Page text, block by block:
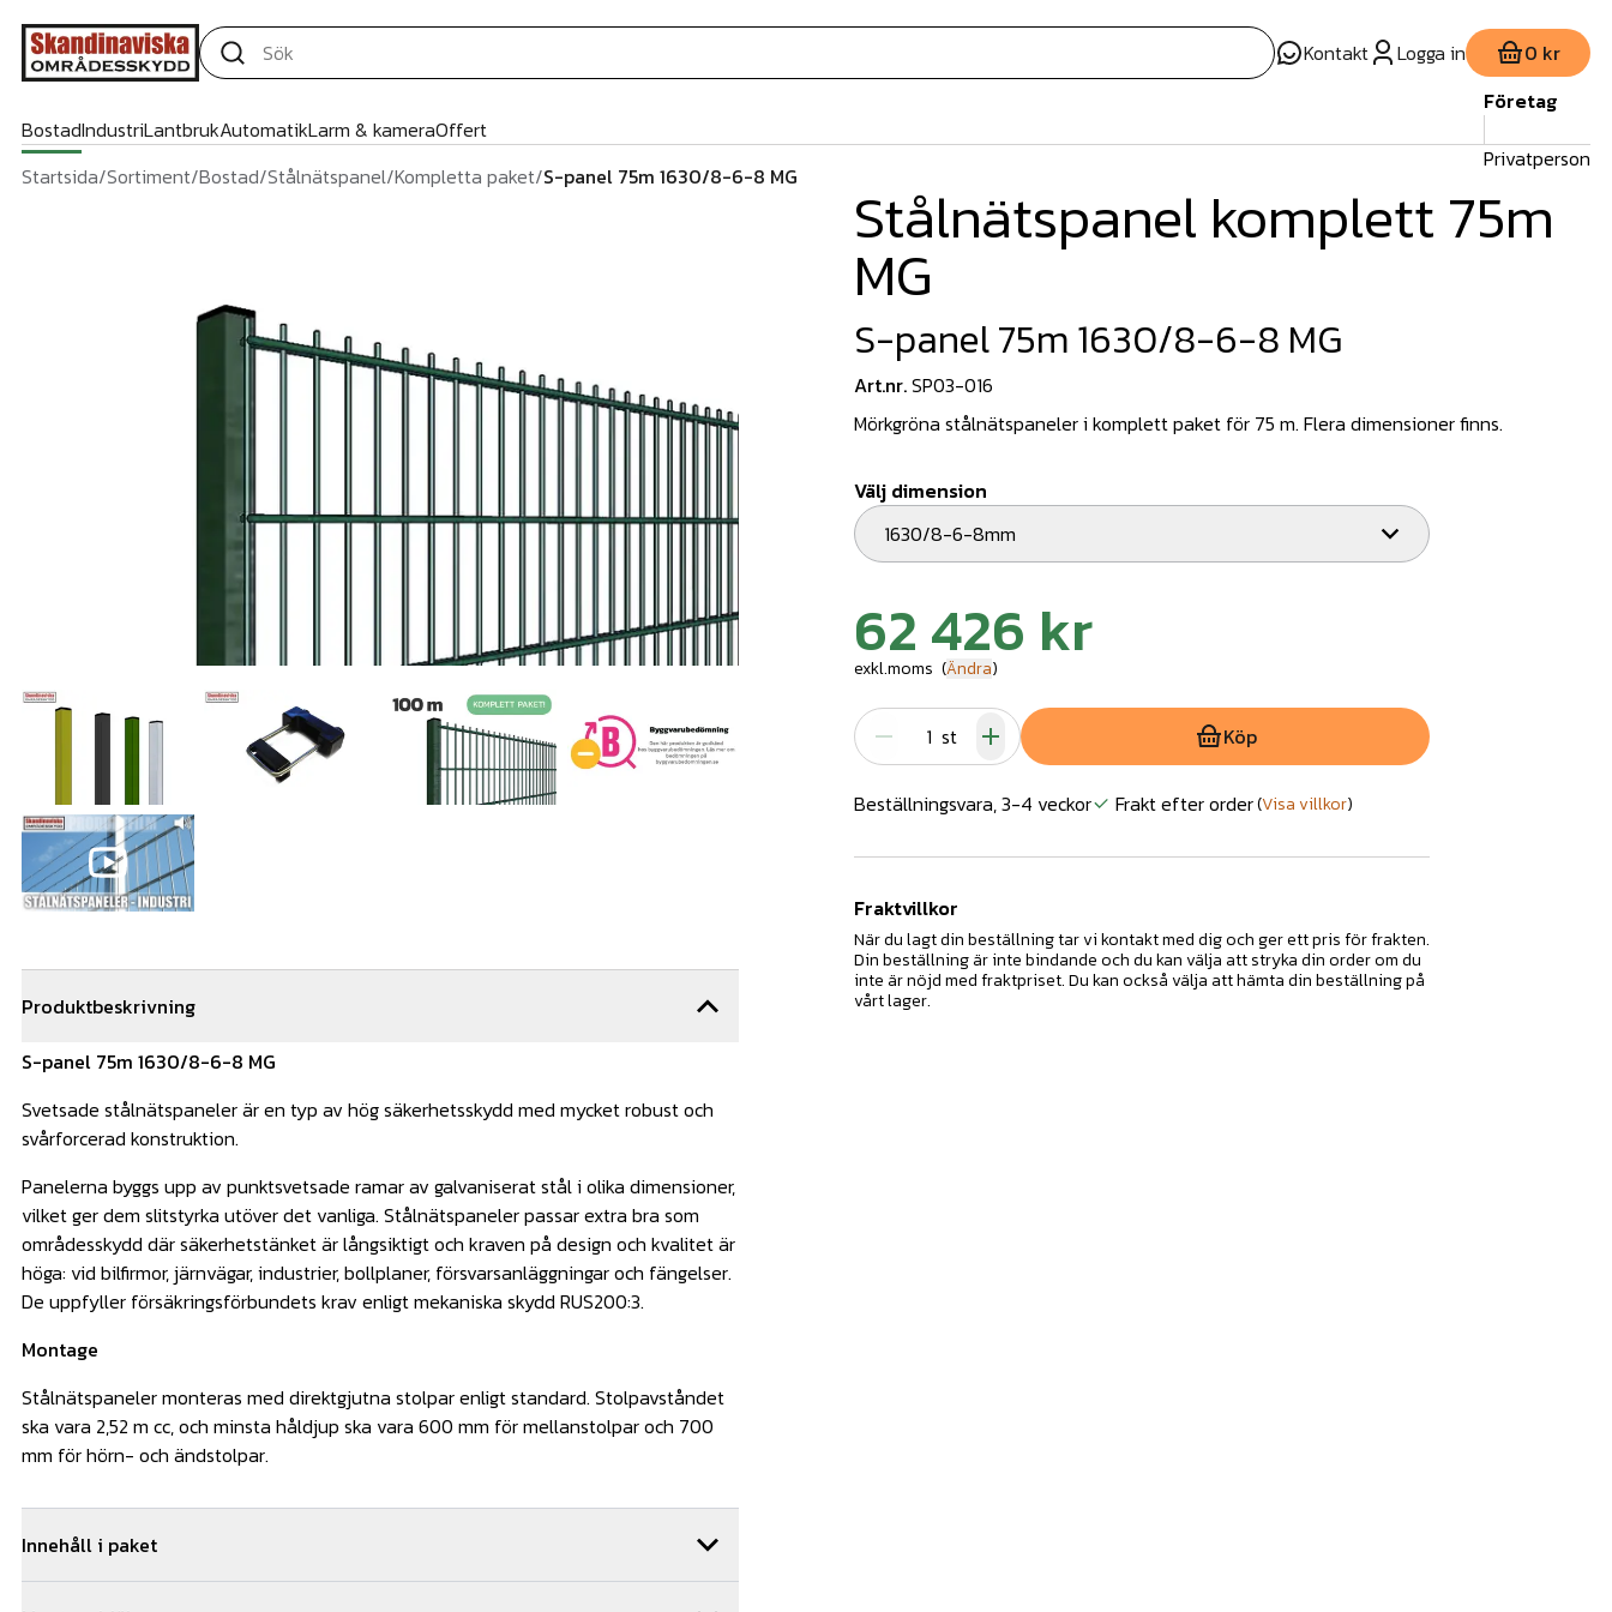
Kontakt Logga in 0 kr
BostadIndustriLantbrukAutomatikLarm & kameraOffert
Företag
Privatperson
Startsida/Sortiment/Bostad/Stålnätspanel/Kompletta paket/S-panel 75m 1630/8-6-8 MG
Produktbeskrivning
S-panel 75m 1630/8-6-8 MG
Svetsade stålnätspaneler är en typ av hög säkerhetsskydd med mycket robust och
svårforcerad konstruktion.
Panelerna byggs upp av punktsvetsade ramar av galvaniserat stål i olika dimensioner,
vilket ger dem slitstyrka utöver det vanliga. Stålnätspaneler passar extra bra som
områdesskydd där säkerhetstänket är långsiktigt och kraven på design och kvalitet är
höga: vid bilfirmor, järnvägar, industrier, bollplaner, försvarsanläggningar och fängelser.
De uppfyller försäkringsförbundets krav enligt mekaniska skydd RUS200:3.
Montage
Stålnätspaneler monteras med direktgjutna stolpar enligt standard. Stolpavståndet
ska vara 2,52 m cc, och minsta håldjup ska vara 600 mm för mellanstolpar och 700
mm för hörn- och ändstolpar.
Innehåll i paket
Stålnätspanel komplett 75m
MG
S-panel 75m 1630/8-6-8 MG
Art.nr.SP03-016
Mörkgröna stålnätspaneler i komplett paket för 75 m. Flera dimensioner finns.
Välj dimension
1630/8-6-8mm
62 426 kr
exkl.moms (Ändra)
st Köp
Beställningsvara, 3-4 veckor Frakt efter order(Visa villkor)
Fraktvillkor
När du lagt din beställning tar vi kontakt med dig och ger ett pris för frakten.
Din beställning är inte bindande och du kan välja att stryka din order om du
inte är nöjd med fraktpriset. Du kan också välja att hämta din beställning på
vårt lager.